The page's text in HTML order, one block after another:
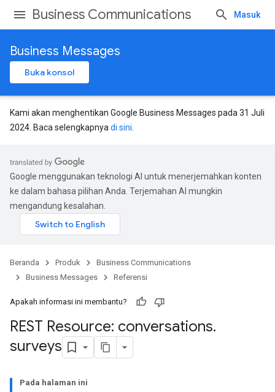
Business Communications Masuk
Business Messages
Buka konsol
Kami akan menghentikan Google Business Messages pada 31 Juli
2024. Baca selengkapnya di sini
Google menggunakan teknologi AI untuk menerjemahkan konten
ke dalam bahasa pilihan Anda. Terjemahan AI mungkin
mengandung kesalahan.
Beranda Produk
Business Communications
Business Messages
Referensi
Apakah informasi ini membantu?
REST Resource: conversations.
surveys
Pada halaman ini